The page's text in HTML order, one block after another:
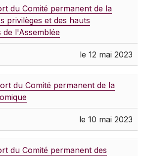
du Comité permanent de la
privilèges et des hauts
l'Assemblée
le 12 mai 2023
du Comité permanent de la
le 10 mai 2023
du Comité permanent des